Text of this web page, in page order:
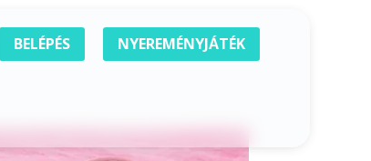
BELÉPÉS NYEREMÉNYJÁTÉK